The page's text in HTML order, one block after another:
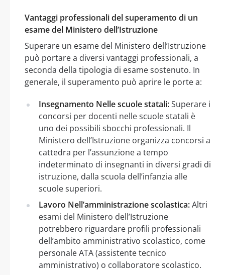
Vantaggi professionali del superamento di un
esame del Ministero dell’Istruzione
Superare un esame del Ministero dell’Istruzione
può portare a diversi vantaggi professionali, a
seconda della tipologia di esame sostenuto. In
generale, il superamento può aprire le porte a:
Insegnamento Nelle scuole statali:Superare i
concorsi per docenti nelle scuole statali è
uno dei possibili sbocchi professionali. Il
Ministero dell’Istruzione organizza concorsi a
cattedra per l’assunzione a tempo
indeterminato di insegnanti in diversi gradi di
istruzione, dalla scuola dell’infanzia alle
scuole superiori.
Lavoro Nell’amministrazione scolastica:Altri
esami del Ministero dell’Istruzione
potrebbero riguardare profili professionali
dell’ambito amministrativo scolastico, come
personale ATA (assistente tecnico
amministrativo) o collaboratore scolastico.